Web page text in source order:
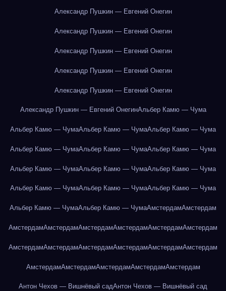
Александр Пушкин — Евгений Онегин
Александр Пушкин — Евгений Онегин
Александр Пушкин — Евгений Онегин
Александр Пушкин — Евгений Онегин
Александр Пушкин — Евгений Онегин
Александр Пушкин — Евгений ОнегинАльбер Камю — Чума
Альбер Камю — ЧумаАльбер Камю — ЧумаАльбер Камю — Чума
Альбер Камю — ЧумаАльбер Камю — ЧумаАльбер Камю — Чума
Альбер Камю — ЧумаАльбер Камю — ЧумаАльбер Камю — Чума
Альбер Камю — ЧумаАльбер Камю — ЧумаАльбер Камю — Чума
Альбер Камю — ЧумаАльбер Камю — ЧумаАмстердамАмстердам
АмстердамАмстердамАмстердамАмстердамАмстердамАмстердам
АмстердамАмстердамАмстердамАмстердамАмстердамАмстердам
АмстердамАмстердамАмстердамАмстердамАмстердам
Антон Чехов — Вишнёвый садАнтон Чехов — Вишнёвый сад